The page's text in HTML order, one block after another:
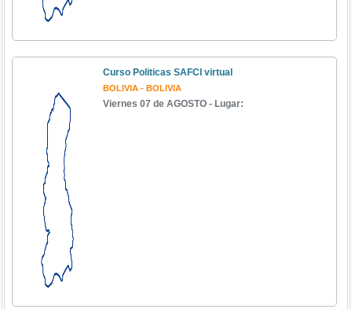
Curso Politicas SAFCI virtual
BOLIVIA - BOLIVIA
Viernes 07 de AGOSTO - Lugar: